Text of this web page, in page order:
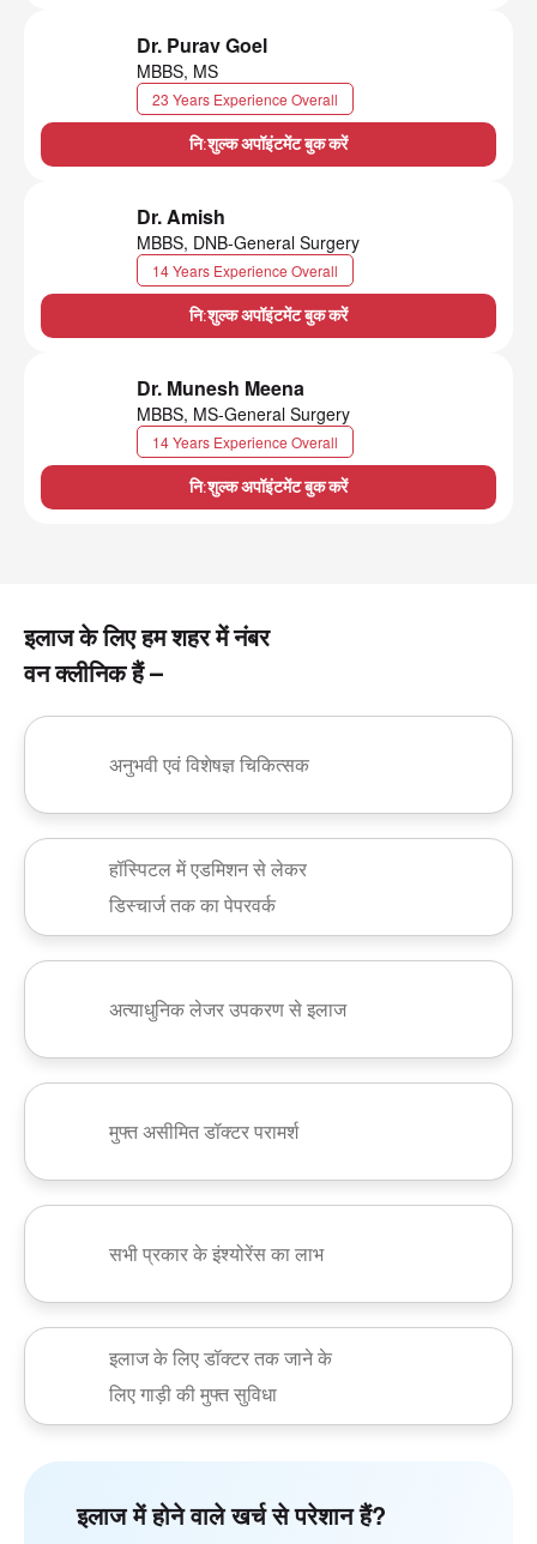
Dr. Purav Goel
MBBS, MS
23 Years Experience Overall
नि:शुल्क अपॉइंटमेंट बुक करें
Dr. Amish
MBBS, DNB-General Surgery
14 Years Experience Overall
नि:शुल्क अपॉइंटमेंट बुक करें
Dr. Munesh Meena
MBBS, MS-General Surgery
14 Years Experience Overall
नि:शुल्क अपॉइंटमेंट बुक करें
इलाज के लिए हम शहर में नंबर
वन क्लीनिक हैं –
अनुभवी एवं विशेषज्ञ चिकित्सक
हॉस्पिटल में एडमिशन से लेकर
डिस्चार्ज तक का पेपरवर्क
अत्याधुनिक लेजर उपकरण से इलाज
मुफ्त असीमित डॉक्टर परामर्श
सभी प्रकार के इंश्योरेंस का लाभ
इलाज के लिए डॉक्टर तक जाने के
लिए गाड़ी की मुफ्त सुविधा
इलाज में होने वाले खर्च से परेशान हैं?